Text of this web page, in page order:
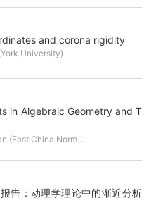
and corona rigidity
University)
in Algebraic Geometry and T
(East China Norm...
告：动理学理论中的渐近分析